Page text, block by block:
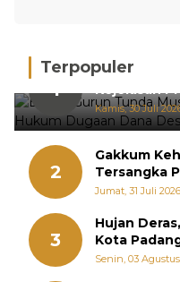
Terpopuler
1
BPRN
Kejelasan
Desa dan
Kamis, 30 Juli
2
Gakkum
Tersangka
Sariak
Jumat, 31 Juli
3
Hujan
Kota
Senin, 03 Agustus